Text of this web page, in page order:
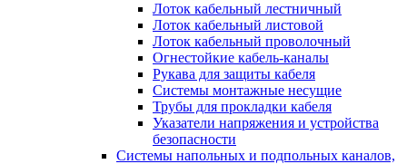
Лоток кабельный лестничный
Лоток кабельный листовой
Лоток кабельный проволочный
Огнестойкие кабель-каналы
Рукава для защиты кабеля
Системы монтажные несущие
Трубы для прокладки кабеля
Указатели напряжения и устройства
безопасности
Системы напольных и подпольных каналов,